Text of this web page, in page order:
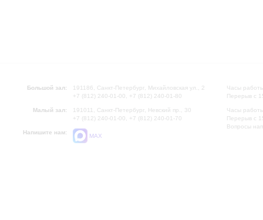
Большой зал:
191186, Санкт-Петербург, Михайловская ул., 2
+7 (812) 240-01-00, +7 (812) 240-01-80
Малый зал:
191011, Санкт-Петербург, Невский пр., 30
+7 (812) 240-01-00, +7 (812) 240-01-70
Напишите нам:
MAX
Часы
Перерыв с
Часы
Перерыв с
Вопросы